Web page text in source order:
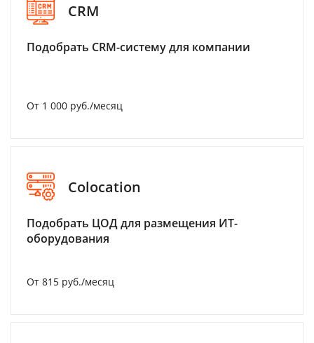
CRM
Подобрать CRM-систему для компании
От 1 000 руб./месяц
Colocation
Подобрать ЦОД для размещения ИТ-
оборудования
От 815 руб./месяц